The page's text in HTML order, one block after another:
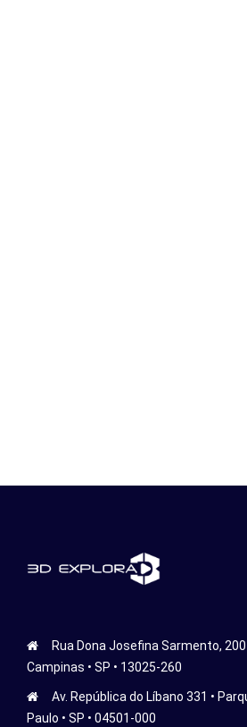
Rua Dona Josefina Sarmento, 200
Campinas • SP • 13025-260
Av. República do Líbano 331 •
Paulo • SP • 04501-000